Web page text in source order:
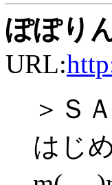
ぽぽり
URL:
＞Ｓ
はじ